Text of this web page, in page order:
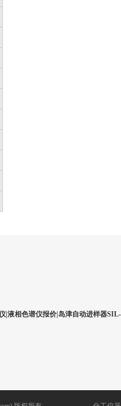
|液相色谱仪报价|岛津自动进样器